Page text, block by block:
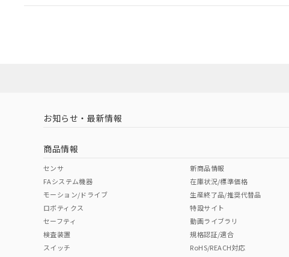
EU RoHS 注意事項・凡例
中国 RoHS 注意事項・凡例
中国 RoHS表
Pb Hg Cr(VI)
お知らせ・最新情報
商品情報
センサ
FAシステム機器
モーション/ドライブ
ロボティクス
セーフティ
検査装置
スイッチ
新商品情報
在庫状況/標準価格
生産終了品/推奨代替品
特設サイト
動画ライブラリ
規格認証/適合
RoHS/REACH対応